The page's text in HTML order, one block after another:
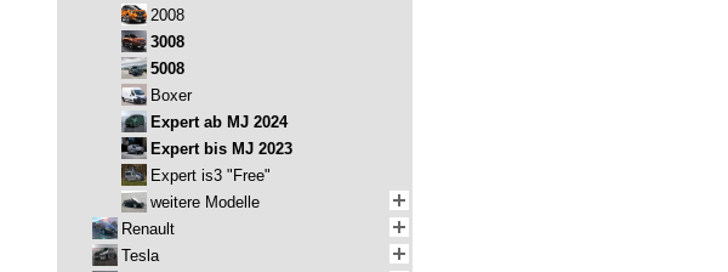
2008
3008
5008
Boxer
Expert ab MJ 2024
Expert bis MJ 2023
Expert is3 "Free"
weitere Modelle
Renault
Tesla